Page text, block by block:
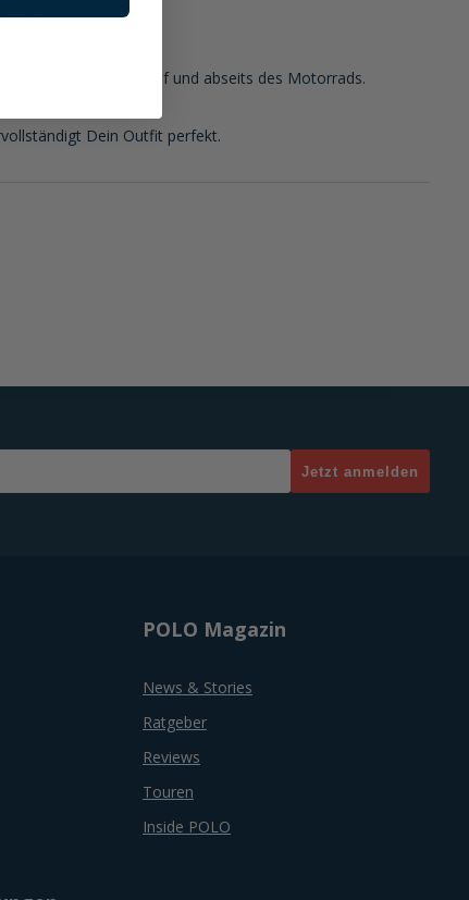
Gesamtauftritt auf und abseits des Motorrads.
Dein Outfit perfekt.
Jetzt anmelden
POLO Magazin
News & Stories
Ratgeber
Reviews
Touren
Inside POLO